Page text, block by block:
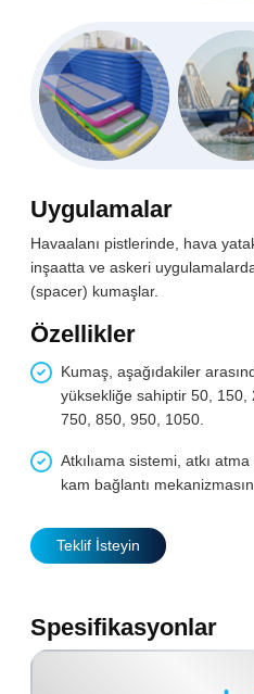
Uygulamalar
Havaalanı pistlerinde, hava
inşaatta ve askeri
(spacer) kumaşlar.
Özellikler
Kumaş, aşağıdakiler
yüksekliğe sahiptir 50, 150,
750, 850, 950, 1050.
Atkılıama sistemi, atkı
kam bağlantı
Teklif İsteyin
Spesifikasyonlar